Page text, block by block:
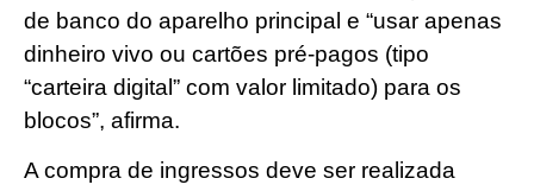
de banco do aparelho principal e “usar apenas
dinheiro vivo ou cartões pré-pagos (tipo
“carteira digital” com valor limitado) para os
blocos”, afirma.
A compra de ingressos deve ser realizada